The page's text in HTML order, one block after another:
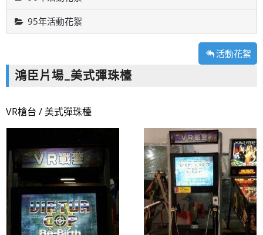
95年活動花絮
活動花絮
鴻臣片場_美式彈珠檯
VR槍台 / 美式彈珠檯